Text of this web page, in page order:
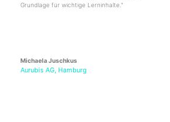
Grundlage für wichtige Lerninhalte."
Michaela Juschkus
Aurubis AG, Hamburg